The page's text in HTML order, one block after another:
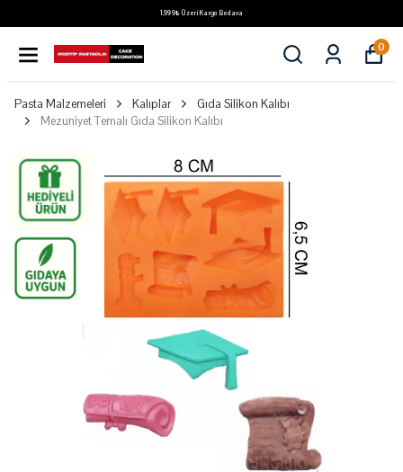
1.999₺ Üzeri Kargo Bedava
0
Pasta Malzemeleri Kalıplar
Gıda Silikon Kalıbı
Mezuniyet Temalı Gıda Silikon Kalıbı